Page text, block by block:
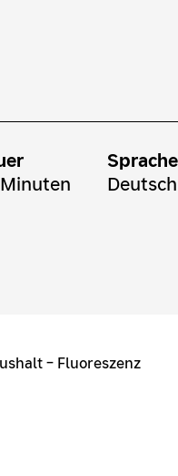
Sprache
Deutsch